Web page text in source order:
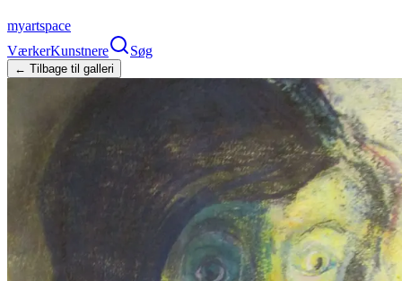
myartspace
VærkerKunstnere Søg
← Tilbage til galleri